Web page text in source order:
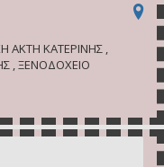
ΑΚΤΗ ΚΑΤΕΡΙΝΗΣ ,
, ΞΕΝΟΔΟΧΕΙΟ